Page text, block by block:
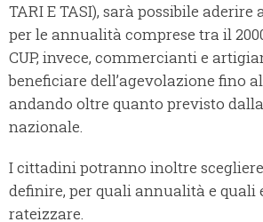
TARI E TASI), sarà possibile
per le annualità comprese tra il
CUP, invece, commercianti e
beneficiare dell’agevolazione fino
andando oltre quanto previsto
nazionale.
I cittadini potranno inoltre
definire, per quali annualità e quali
rateizzare.